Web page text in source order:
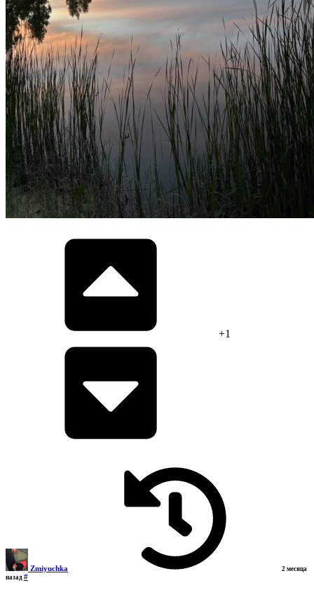
+1
Zmiyuchka
2 месяца
назад #